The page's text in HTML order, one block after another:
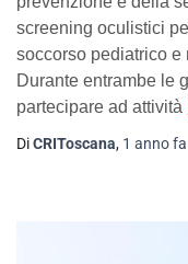
screening oculistici
soccorso pediatrico e
Durante entrambe le
partecipare ad attività
DiCRIToscana, 1 annofa